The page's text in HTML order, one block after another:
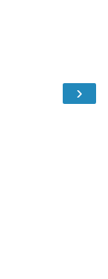
›